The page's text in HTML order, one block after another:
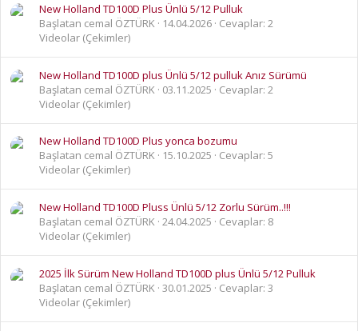
New Holland TD100D Plus Ünlü 5/12 Pulluk
Başlatan cemal ÖZTÜRK
14.04.2026 Cevaplar: 2
Videolar (Çekimler)
New Holland TD100D plus Ünlü 5/12 pulluk Anız Sürümü
Başlatan cemal ÖZTÜRK
03.11.2025
Cevaplar: 2
Videolar (Çekimler)
New Holland TD100D Plus yonca bozumu
Başlatan cemal ÖZTÜRK
15.10.2025
Cevaplar: 5
Videolar (Çekimler)
New Holland TD100D Pluss Ünlü 5/12 Zorlu Sürüm..!!!
Başlatan cemal ÖZTÜRK 24.04.2025
Cevaplar: 8
Videolar (Çekimler)
2025 İlk Sürüm New Holland TD100D plus Ünlü 5/12 Pulluk
Başlatan cemal ÖZTÜRK
30.01.2025
Cevaplar: 3
Videolar (Çekimler)